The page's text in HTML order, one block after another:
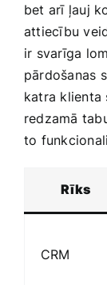
bet ‍arī ​ļauj
‍attiecību
ir svarīga
‌pārdošanas
katra klienta
redzamā
to
Rīks
CRM